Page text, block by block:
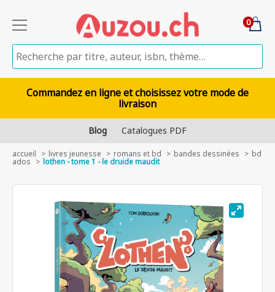
0
Commandez en ligne et choisissez votre mode de
livraison
Blog Catalogues PDF
accueil livres jeunesse romans et bd bandes dessinées bd
ados lothen - tome 1 - le druide maudit